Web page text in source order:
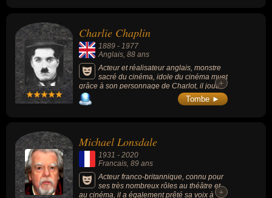
Charlie Chaplin
1889 - 1977
Anglais , 88 ans
Acteur et réalisateur anglais, monstre
sacré du cinéma, idole du cinéma muet
grâce à son personnage de Charlot, il joua
dans plus de 80 films en 65 ans de carrière
et plusieurs de ses films sont considérées
l'industrie cinématographique en 1972 par
l'Academy of Motion Picture Arts and
Sciences. Fondateur de la société United
Artists, il obtient le contrôle total sur ses
œuvres dont les + célèbres sont : « Les
Temps modernes » (1936), « Le Kid »
(1921), « Le Dictateur » (1940), « Les
+
Tombe ►
Michael Lonsdale
1931 - 2020
Francais, 89 ans
Acteur franco-britannique, connu pour
ses très nombreux rôles au théâtre et
au cinéma, il a également prêté sa voix à
+